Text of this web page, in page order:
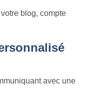
blog, compte
avec une